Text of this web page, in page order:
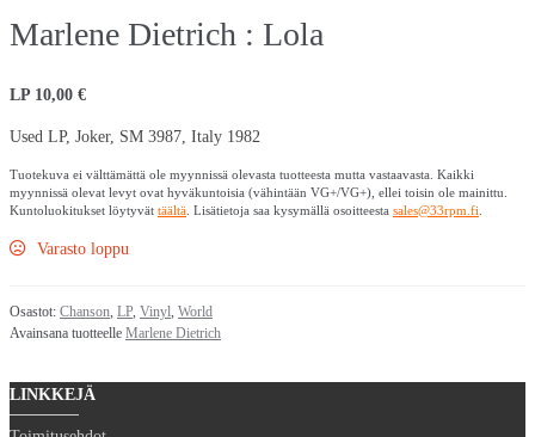
Marlene Dietrich : Lola
LP 10,00 €
Used LP, Joker, SM 3987, Italy 1982
Tuotekuva ei välttämättä ole myynnissä olevasta tuotteesta mutta vastaavasta. Kaikki
myynnissä olevat levyt ovat hyväkuntoisia (vähintään VG+/VG+), ellei toisin ole mainittu.
Kuntoluokitukset löytyvät täältä . Lisätietoja saa kysymällä osoitteesta sales@33rpm.fi
Varasto loppu
Osastot: Chanson, LP, Vinyl, World
Avainsana tuotteelle Marlene Dietrich
LINKKEJÄ